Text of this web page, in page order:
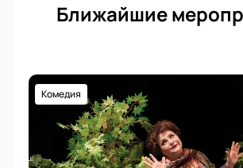
Ближайшие
Комедия